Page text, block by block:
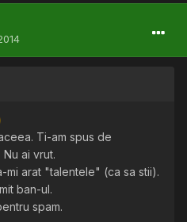
Ti-am spus de
ai vrut.
mi arat "talentele" (ca sa stii).
ban-ul.
spam.